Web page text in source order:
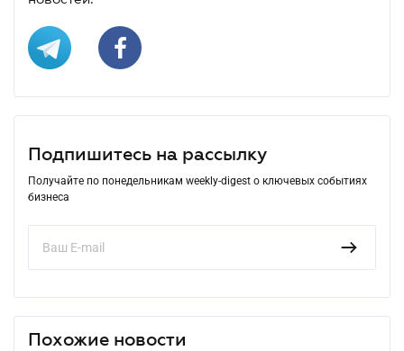
Подпишитесь на рассылку
Получайте по понедельникам weekly-digest о ключевых событиях
бизнеса
Похожие новости